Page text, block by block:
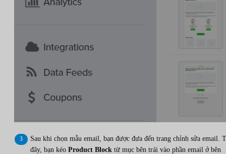
Sau khi chọn mẫu email, bạn được đưa đến trang chỉnh sửa email.
đây, bạn kéo Product Block từ mục bên trái vào phần email ở bên